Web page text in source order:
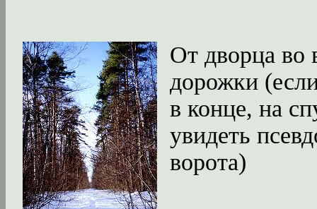
От дворца во
дорожки
в конце, на
увидеть
ворота)